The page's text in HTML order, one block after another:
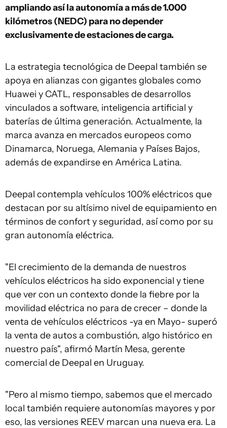
ampliando así la autonomía a más de 1.000
kilómetros (NEDC) para no depender
exclusivamente de estaciones de carga.
La estrategia tecnológica de Deepal también se
apoya en alianzas con gigantes globales como
Huawei y CATL, responsables de desarrollos
vinculados a software, inteligencia artificial y
baterías de última generación. Actualmente, la
marca avanza en mercados europeos como
Dinamarca, Noruega, Alemania y Países Bajos,
además de expandirse en América Latina.
Deepal contempla vehículos 100% eléctricos que
destacan por su altísimo nivel de equipamiento en
términos de confort y seguridad, así como por su
gran autonomía eléctrica.
"El crecimiento de la demanda de nuestros
vehículos eléctricos ha sido exponencial y tiene
que ver con un contexto donde la fiebre por la
movilidad eléctrica no para de crecer – donde la
venta de vehículos eléctricos -ya en Mayo- superó
la venta de autos a combustión, algo histórico en
nuestro país", afirmó Martín Mesa, gerente
comercial de Deepal en Uruguay.
"Pero al mismo tiempo, sabemos que el mercado
local también requiere autonomías mayores y por
eso, las versiones REEV marcan una nueva era. La